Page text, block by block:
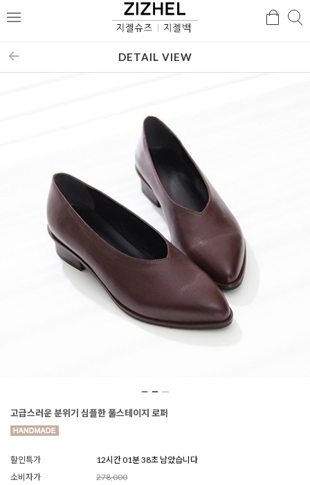
메
검
DETAIL VIEW
고급스러운 분위기 심플한 풀스테이지 로퍼
할인특가
12시간 01분 36초 남았습니다
소비자가
278,000